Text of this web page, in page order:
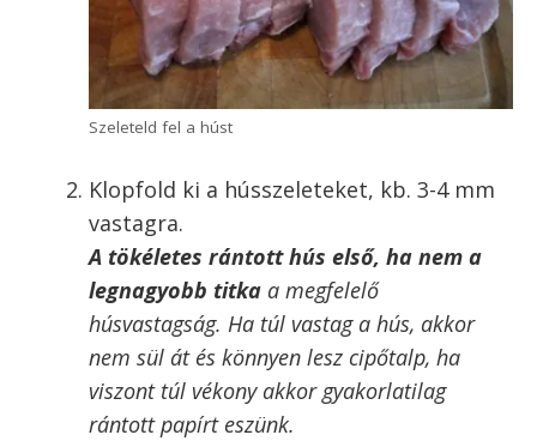
hagyd ki.
Tisztítsd meg a hártyáktól a karajt